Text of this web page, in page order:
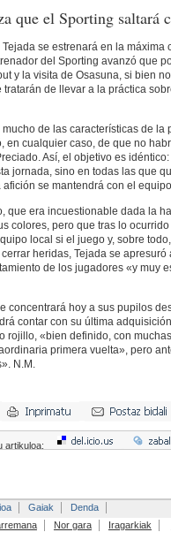
que el Sporting saltará
se estrenará en la máxima
del Sporting avanzó que
y la visita de Osasuna, si bien
de llevar a la práctica
de las características de la
en cualquier caso, de que no
Así, el objetivo es
jornada, sino en todas las que
se mantendrá con el
que era incuestionable dada la
colores, pero que tras lo
local si el juego y, sobre
heridas, Tejada se apresuró
de los jugadores «y muy
concentrará hoy a sus pupilos
contar con su última
rojillo, «bien definido, con
primera vuelta», pero
N.M.
artikuloa:
Gaiak
Denda
Nor gara Iragarkiak